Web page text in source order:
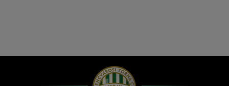
Hírek